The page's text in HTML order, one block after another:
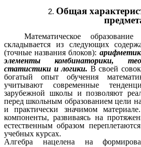
Общая
Математическое
складывается из следующих
(точные названия блоков):
элементы комбинаторики,
статистики и логики. В своей
богатый опыт обучения
учитывают современные
зарубежной школы и позволяют
перед школьным образованием цели
и практически значимом
компоненты, развиваясь на
естественным образом
учебных курсах.
Алгебра нацелена на